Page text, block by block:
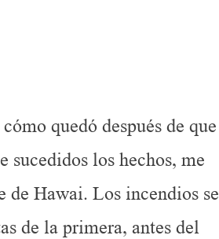
quedó después de que
los hechos, me
de Hawai. Los incendios se
de la primera, antes del